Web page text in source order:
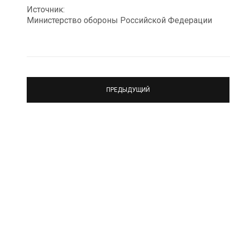
Источник:
Министерство обороны Российской Федерации
ПРЕДЫДУЩИЙ